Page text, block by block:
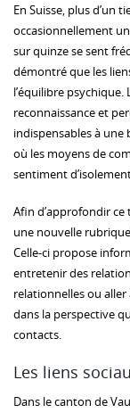
En Suisse, plus d’un
occasionnellement
sur quinze se sent
démontré que les
l’équilibre
reconnaissance et
indispensables à
où les moyens de
sentiment
Afin d’approfondir
une nouvelle
Celle-ci propose
entretenir des
relationnelles ou aller
dans la perspective
contacts.
Les liens
Dans le canton de